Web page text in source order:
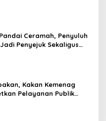
Ceramah, Penyuluh
Penyejuk Sekaligus
Kakan Kemenag
Pelayanan Publik